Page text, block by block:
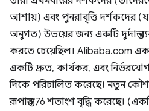
আশায়) এবং পুনরাবৃত্তি দর্শকদের
অনুগত) উভয়ের জন্য একটি দুর্দান্ত
করতে চেয়েছিল। Alibaba.com
একটি দ্রুত, কার্যকর, এবং
দিকে পরিচালিত করেছে। নতুন
রূপান্তর 76 শতাংশ বৃদ্ধি করেছে।